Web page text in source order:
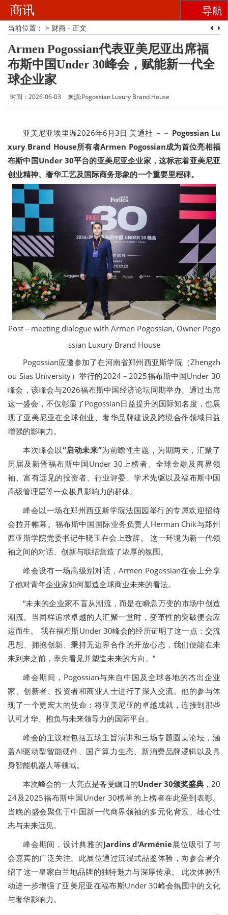
商讯 导航
当前位置： > 财商 - 正文
Armen Pogossian代表亚美尼亚出席福
布斯中国Under 30峰会，赋能新一代全
球企业家
时间：2026-06-03 来源:Pogossian Luxury Brand House
亚美尼亚埃里温2026年6月3日 美通社 －－ Pogossian Lu
xury Brand House所有者Armen Pogossian成为首位亮相福
布斯中国Under 30平台的亚美尼亚企业家，这标志着亚美尼亚
创业精神、奢华工艺及国际商务形象的一个重要里程碑。
Post－meeting dialogue with Armen Pogossian, Owner Pogo
ssian Luxury Brand House
Pogossian应邀参加了在河南省郑州西亚斯学院（Zhengzh
ou Sias University）举行的2024－2025福布斯中国Under 30
峰会，该峰会与2026福布斯中国经济论坛同期举办。通过出席
这一盛会，不仅彰显了Pogossian日益提升的国际知名度，也展
现了亚美尼亚在全球创业、奢华品牌建设及跨境合作领域日益
增强的影响力。
本次峰会以“启动未来”为前瞻性主题，为期两天，汇聚了
历届及新晋福布斯中国Under 30上榜者、全球金融及商界领
袖、富有远见的投资者、行业评委、学术先驱以及福布斯中国
高级管理层等一众极具影响力的群体。
峰会以一场在郑州西亚斯学院法国园举行的专属欢迎招待
会拉开帷幕。福布斯中国国际业务负责人Herman Chik与郑州
西亚斯学院党委书记牛晓玉在会上致辞。 这一环境为新一代领
袖之间的对话、创新与联结营造了浓厚的氛围。
峰会设有一场高级别对话，Armen Pogossian在会上分享
了他对青年企业家如何塑造全球商业未来的看法。
“未来的企业家不盲从潮流，而是在瞬息万变的市场中创造
潮流。当同样追求卓越的人汇聚一堂时，变革性的突破便会应
运而生。 我在福布斯Under 30峰会的经历证明了这一点：交流
思想、拥抱创新、秉持无边界合作的开放心态，我们便能在未
来到来之前，率先看见并塑造未来的方向。”
峰会期间，Pogossian与来自中国及全球各地的杰出企业
家、创新者、投资者和商业人士进行了深入交流。他的参与体
现了一个更宏大的使命：将亚美尼亚的卓越成就，连接到那些
认可才华、抱负与未来领导力的国际平台。
峰会的主议程包括五场主旨演讲和三场专题圆桌论坛，涵
盖AI驱动型智能硬件、国产算力生态、新消费品牌逻辑以及具
身智能机器人等领域。
本次峰会的一大亮点是备受瞩目的Under 30颁奖盛典，20
24及2025福布斯中国Under 30榜单的上榜者在此受到表彰。
当晚的盛会聚焦于中国新一代商界领袖的多元化背景、雄心壮
志与未来远见。
峰会期间，设计典雅的Jardins d‘Arménie展位吸引了与
会嘉宾的广泛关注。此展位通过沉浸式品鉴体验，向参会者介
绍了这一皇家白兰地品牌的独特魅力与深厚传承。 此次体验活
动进一步增强了亚美尼亚在福布斯Under 30峰会氛围中的文化
与奢华影响力。